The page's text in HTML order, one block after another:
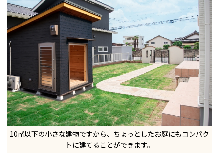
10㎡以下の小さな建物ですから、ちょっとしたお庭にもコンパク
トに建てることができます。